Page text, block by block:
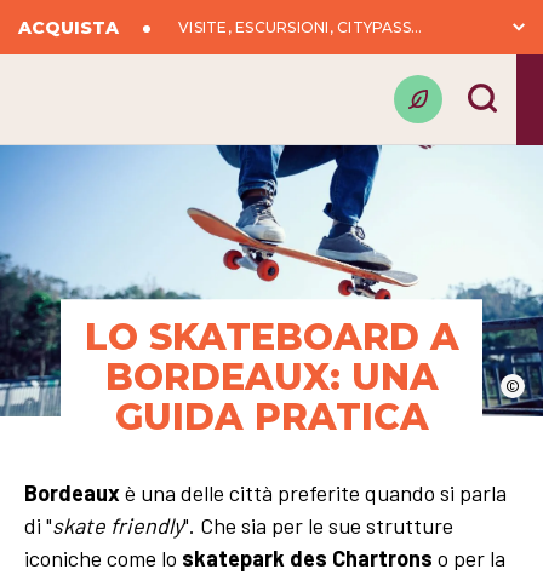
ACQUISTA VISITE, ESCURSIONI, CITYPASS...
©
LO SKATEBOARD A
BORDEAUX: UNA
GUIDA PRATICA
Bordeauxè una delle città preferite quando si parla
di "skate friendly". Che sia per le sue strutture
iconiche come lo skatepark des Chartrons o per la